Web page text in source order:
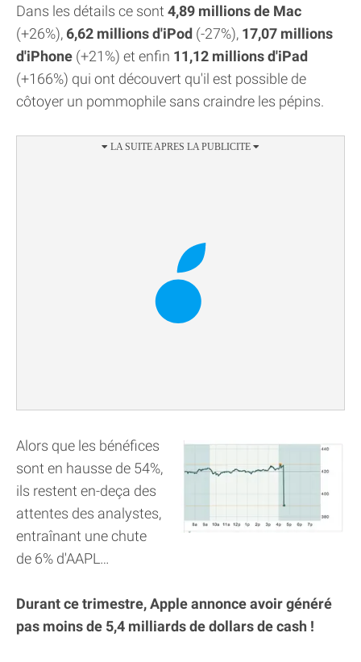
Dans les détails ce sont 4,89 millions de Mac
(+26%), 6,62 millions d'iPod (-27%), 17,07 millions
d'iPhone (+21%) et enfin 11,12 millions d'iPad
(+166%) qui ont découvert qu'il est possible de
côtoyer un pommophile sans craindre les pépins.
Alors que les bénéfices
sont en hausse de 54%,
ils restent en-deça des
attentes des analystes,
entraînant une chute
de 6% d'AAPL…
Durant ce trimestre, Apple annonce avoir généré
pas moins de 5,4 milliards de dollars de cash !